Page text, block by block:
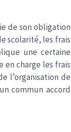
de son obligation
scolarité, les frais
une certaine
en charge les frais
l’organisation de
commun accord